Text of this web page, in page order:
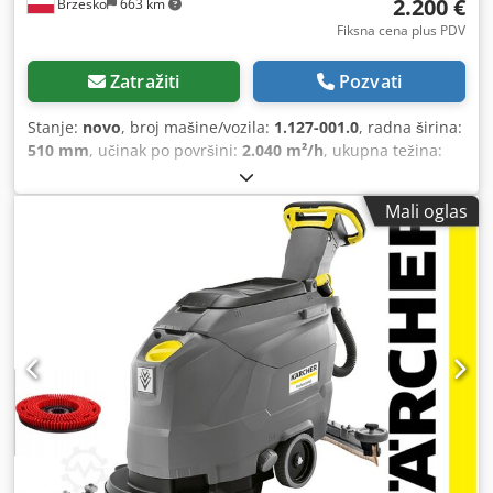
2.200 €
Fiksna cena plus PDV
Zatražiti Pozvati
Stanje: novo, broj mašine/vozila: 1.127-001.0, radna širina:
510 mm, učinak po površini: 2.040 m²/h, ukupna težina:
24 meseci
za vodu:50 l, Tehnički podaci: Stanje - NOVO! Kataloški
broj: 1.127-001.0 Pogon: Baterija (nije uključena u set)
Pogon kretanja: Pogon preko rotacije četki Radna širina
četke (mm): 510 Radna širina usisavanja (mm): 900
Rezervoar čiste/prljave vode (l): 50 / 50 Teoretski učinak
površine (m²/h): 2040 Brzina okretanja četke (o/min): 180
Pritisak četke (g/cm² / kg): 27,3 – 28,5 / 20 – 23 Potrošnja
vode (l/min): maks. 2,3 Nivo buke (dB(A)): 66 Boja: antracit
Ukupna težina sa vodom (kg): 139 Težina bez dodatne
opreme (kg): 40 Dkedpsxnyl Hsfx Ap Hor Dimenzije (D × Š ×
V) (mm): 1170 × 570 × 1025 Isporuka i oprema: Set NE
SADRŽI baterije i punjač Usisna greda 900mm u V-obliku
sa otpornim poliuretanskim gumama na ulje Disk četka
Mali oglas